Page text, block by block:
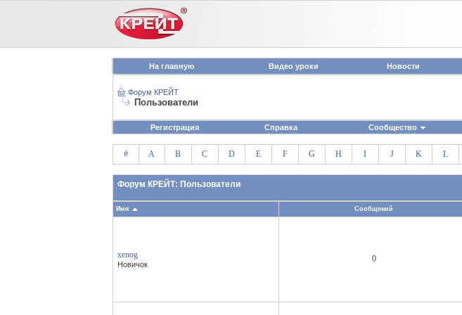
На главную Видео уроки Новости
Форум КРЕЙТ
Пользователи
Регистрация Справка Сообщество
# A B C D E F G H I J K L
Форум КРЕЙТ: Пользователи
Имя Сообщений
xenog
Новичок
0